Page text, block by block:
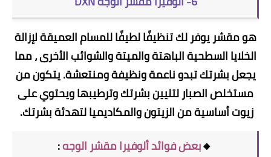
هو مقشر يوفر لك تنظيفًا لطيفًا للمسام العميقة لإزالة
الخلايا السطحية الباهتة والميتة والشوائب الأخرى ، مما
يجعل بشرتك تبدو ناعمة ونظيفة ومنتعشة. يتكون من
مستخلص الصبار لتليين بشرتك وترطيبها ويحتوي على
زيوت أساسية من الزيتون والمكاديميا لتهدئة بشرتك.
🔸بعض فوائد ألوفيرا مقشر الوجه: